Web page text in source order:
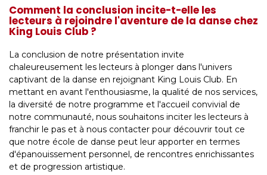
Comment la conclusion incite-t-elle les
lecteurs à rejoindre l'aventure de la danse chez
King Louis Club ?
La conclusion de notre présentation invite
chaleureusement les lecteurs à plonger dans l'univers
captivant de la danse en rejoignant King Louis Club. En
mettant en avant l'enthousiasme, la qualité de nos services,
la diversité de notre programme et l'accueil convivial de
notre communauté, nous souhaitons inciter les lecteurs à
franchir le pas et à nous contacter pour découvrir tout ce
que notre école de danse peut leur apporter en termes
d'épanouissement personnel, de rencontres enrichissantes
et de progression artistique.